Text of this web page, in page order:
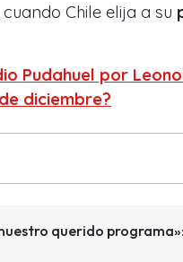
, cuando Chile elija a su
Pudahuel por
diciembre?
querido